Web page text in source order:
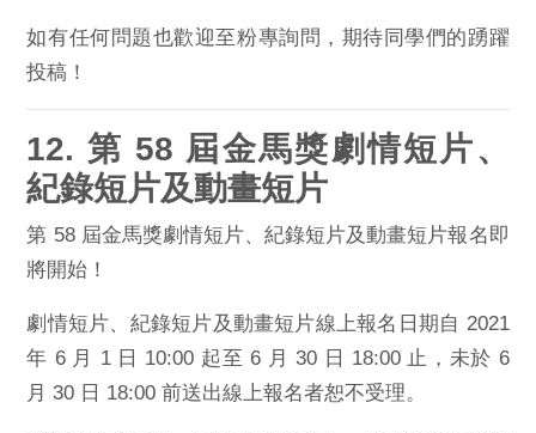
如有任何問題也歡迎至粉專詢問，期待同學們的踴躍
投稿！
12. 第 58 屆金馬獎劇情短片、
紀錄短片及動畫短片
第 58 屆金馬獎劇情短片、紀錄短片及動畫短片報名即
將開始！
劇情短片、紀錄短片及動畫短片線上報名日期自 2021
年 6 月 1 日 10:00 起至 6 月 30 日 18:00 止，未於 6
月 30 日 18:00 前送出線上報名者恕不受理。